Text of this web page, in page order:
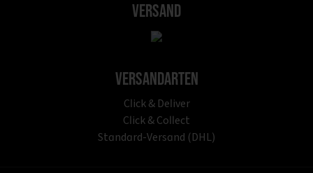
Versand
Versandarten
Click & Deliver
Click & Collect
Standard-Versand (DHL)